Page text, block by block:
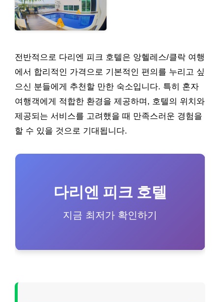
전반적으로 다리엔 피크 호텔은 앙헬레스/클락 여행
에서 합리적인 가격으로 기본적인 편의를 누리고 싶
으신 분들에게 추천할 만한 숙소입니다. 특히 혼자
여행객에게 적합한 환경을 제공하며, 호텔의 위치와
제공되는 서비스를 고려했을 때 만족스러운 경험을
할 수 있을 것으로 기대됩니다.
다리엔 피크 호텔
지금 최저가 확인하기